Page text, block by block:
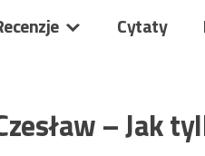
Cytaty
– Jak